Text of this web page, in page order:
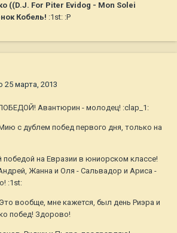
((D.J. For Piter Evidog - Mon Solei
Кобель! :1st: :P
25 марта, 2013
Авантюрин - молодец! :clap_1:
с дублем побед первого дня, только на
победой на Евразии в юниорском классе!
Жанна и Оля - Сальвадор и Ариса -
:1st:
вообще, мне кажется, был день Риэра и
побед! Здорово!